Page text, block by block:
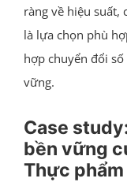
ràng về hiệu
là lựa chọn phù
hợp chuyển đổi
vững.
Case
bền vững
Thực